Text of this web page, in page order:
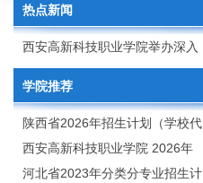
热点新闻
西安高新科技职业学院举办深入
贯彻中央八项规定精神学习教育
读书班
学院推荐
陕西省2026年招生计划（学校代
码：8103）
西安高新科技职业学院 2026年
招生章程
河北省2023年分类分专业招生计